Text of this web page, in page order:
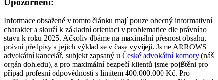
Informace obsažené v tomto článku mají pouze obecný informativní
charakter a slouží k základní orientaci v problematice dle právního
stavu k roku 2025. Ačkoliv dbáme na maximální přesnost obsahu,
právní předpisy a jejich výklad se v čase vyvíjejí. Jsme ARROWS
advokátní kancelář, subjekt zapsaný u České advokátní komory (náš
orgán dohledu), a pro maximální bezpečí klientů jsme pojištěni pro
případ profesní odpovědnosti s limitem 400.000.000 Kč. Pro